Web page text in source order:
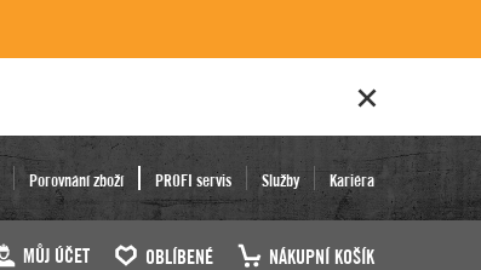
Porovnání zboží PROFI servis Služby Kariéra
MŮJ ÚČET OBLÍBENÉ NÁKUPNÍ KOŠÍK